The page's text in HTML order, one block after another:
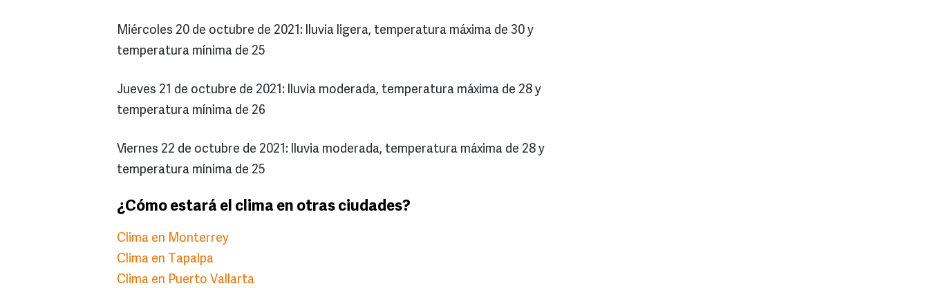
Miércoles 20 de octubre de 2021: lluvia ligera, temperatura máxima de 30 y
temperatura mínima de 25
Jueves 21 de octubre de 2021: lluvia moderada, temperatura máxima de 28 y
temperatura mínima de 26
Viernes 22 de octubre de 2021: lluvia moderada, temperatura máxima de 28 y
temperatura mínima de 25
¿Cómo estará el clima en otras ciudades?
Clima en Monterrey
Clima en Tapalpa
Clima en Puerto Vallarta